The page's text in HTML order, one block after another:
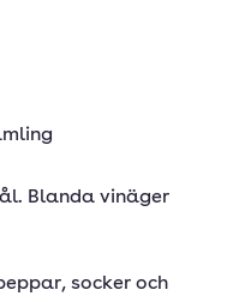
Blanda vinäger
socker och